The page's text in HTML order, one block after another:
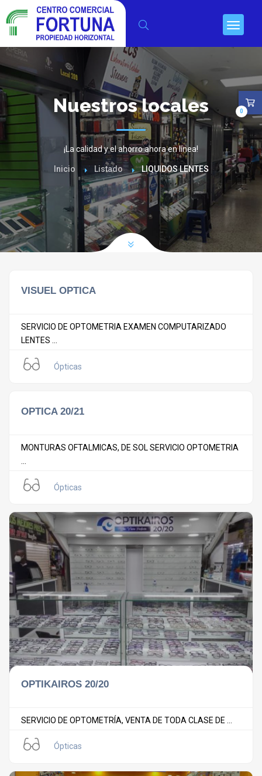
Nuestros locales
¡La calidad y el ahorro ahora en línea!
Inicio Listado LIQUIDOS LENTES
VISUEL OPTICA
SERVICIO DE OPTOMETRIA EXAMEN COMPUTARIZADO
LENTES ...
Ópticas
OPTICA 20/21
MONTURAS OFTALMICAS, DE SOL SERVICIO OPTOMETRIA
Ópticas
OPTIKAIROS 20/20
SERVICIO DE OPTOMETRÍA, VENTA DE TODA CLASE DE ...
Ópticas
0